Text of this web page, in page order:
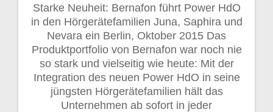
Starke Neuheit: Bernafon führt Power HdO
in den Hörgerätefamilien Juna, Saphira und
Nevara ein Berlin, Oktober 2015 Das
Produktportfolio von Bernafon war noch nie
so stark und vielseitig wie heute: Mit der
Integration des neuen Power HdO in seine
jüngsten Hörgerätefamilien hält das
Unternehmen ab sofort in jeder